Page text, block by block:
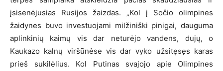
įsisenėjusias Rusijos žaizdas. „Kol į Sočio olimpines
žaidynes buvo investuojami milžiniški pinigai, dauguma
aplinkinių kaimų vis dar neturėjo vandens, dujų, o
Kaukazo kalnų viršūnėse vis dar vyko užsitęsęs karas
prieš sukilėlius. Kol Putinas svajojo apie Olimpines